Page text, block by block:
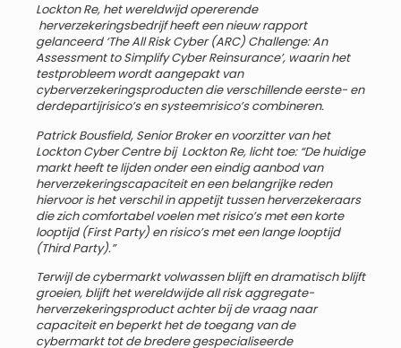
Lockton Re, het wereldwijd opererende
herverzekeringsbedrijf heeft een nieuw rapport
gelanceerd ‘The All Risk Cyber (ARC) Challenge: An
Assessment to Simplify Cyber Reinsurance’, waarin het
testprobleem wordt aangepakt van
cyberverzekeringsproducten die verschillende eerste- en
derdepartijrisico’s en systeemrisico’s combineren.
Patrick Bousfield, Senior Broker en voorzitter van het
Lockton Cyber Centre bij Lockton Re, licht toe: “De huidige
markt heeft te lijden onder een eindig aanbod van
herverzekeringscapaciteit en een belangrijke reden
hiervoor is het verschil in appetijt tussen herverzekeraars
die zich comfortabel voelen met risico’s met een korte
looptijd (First Party) en risico’s met een lange looptijd
(Third Party).”
Terwijl de cybermarkt volwassen blijft en dramatisch blijft
groeien, blijft het wereldwijde all risk aggregate-
herverzekeringsproduct achter bij de vraag naar
capaciteit en beperkt het de toegang van de
cybermarkt tot de bredere gespecialiseerde